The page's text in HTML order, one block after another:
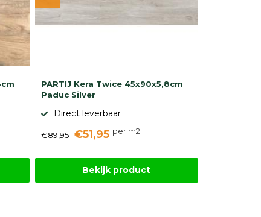
PARTIJ Kera Twice 45x90x5,8cm
Paduc Silver
Direct leverbaar
€89,95 €51,95 per m2
Bekijk product